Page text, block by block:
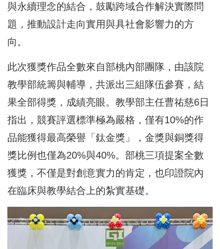
與永續理念的結合，鼓勵跨域合作解決實際問
題，推動設計走向實用與具社會影響力的方
向。
此次獲獎作品全數來自部桃內部團隊，由該院
教學部統籌與輔導，共派出三組隊伍參賽，結
果全部得獎，成績亮眼。教學部主任曹祐慈6日
指出，競賽評選標準極為嚴格，僅有10%的作
品能獲得最高榮譽「鈦金獎」，金獎與銅獎得
獎比例也僅為20%與40%。部桃三項提案全數
獲獎，不僅是對創意實力的肯定，也印證院內
在臨床與教學結合上的紮實基礎。